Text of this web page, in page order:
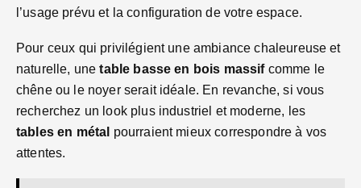
l’usage prévu et la configuration de votre espace.
Pour ceux qui privilégient une ambiance chaleureuse et
naturelle, unetable basse en bois massifcomme le
chêne ou le noyer serait idéale. En revanche, si vous
recherchez un look plus industriel et moderne, les
tables en métal pourraient mieux correspondre à vos
attentes.